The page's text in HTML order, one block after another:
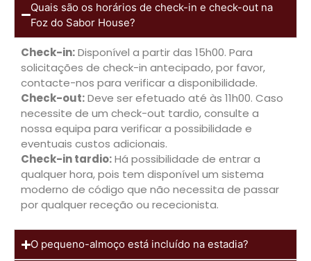
Quais são os horários de check-in e check-out na
Foz do Sabor House?
Check-in:Disponível a partir das 15h00. Para
solicitações de check-in antecipado, por favor,
contacte-nos para verificar a disponibilidade.
Check-out:Deve ser efetuado até às 11h00. Caso
necessite de um check-out tardio, consulte a
nossa equipa para verificar a possibilidade e
eventuais custos adicionais.
Check-in tardio:Há possibilidade de entrar a
qualquer hora, pois tem disponível um sistema
moderno de código que não necessita de passar
por qualquer receção ou rececionista.
O pequeno-almoço está incluído na estadia?